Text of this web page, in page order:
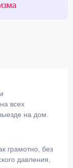
всех
на дом.
грамотно, без
давления,